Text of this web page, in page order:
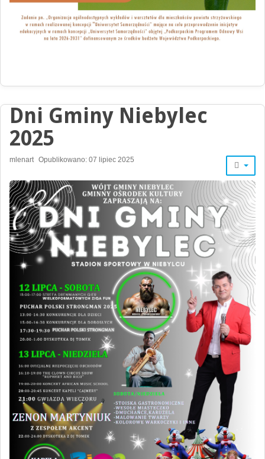
Dni Gminy Niebylec
2025
mlenart Opublikowano: 07 lipiec 2025